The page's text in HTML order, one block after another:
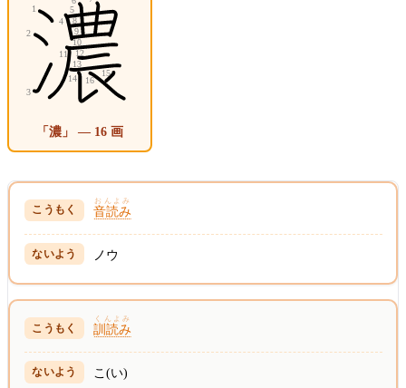
「濃」 — 16 画
音読み
おんよみ
ノウ
訓読み
くんよみ
こ(い)